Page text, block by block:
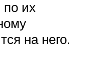
по их
на него.